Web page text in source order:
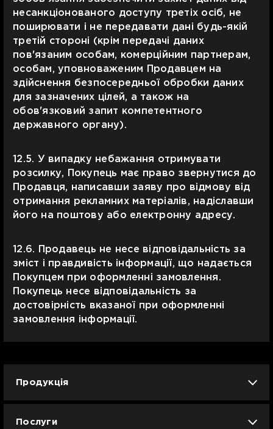
несанкціонованого доступу третіх осіб, не
поширювати і не передавати дані будь-якій
третій стороні (крім передачі даних
пов'язаним особам, комерційним партнерам,
особам, уповноваженим Продавцем на
здійснення безпосередньої обробки даних
для зазначених цілей, а також на
обов'язковий запит компетентного
державного органу).
12.5. У випадку небажання отримувати
розсилку, Покупець має право звернутися до
Продавця, написавши заяву про відмову від
отримання рекламних матеріалів, надіславши
його на поштову або електронну адресу.
12.6. Продавець не несе відповідальність за
зміст і правдивість інформації, що надається
Покупцем при оформленні замовлення.
Покупець несе відповідальність за
достовірність вказаної при оформленні
замовлення інформації.
Продукція
Послуги